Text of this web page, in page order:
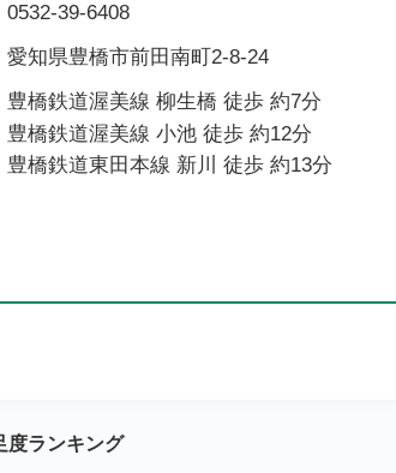
0532-39-6408
愛知県豊橋市前田南町2-8-24
豊橋鉄道渥美線 柳生橋 徒歩 約7分
豊橋鉄道渥美線 小池 徒歩 約12分
豊橋鉄道東田本線 新川 徒歩 約13分
度ランキング